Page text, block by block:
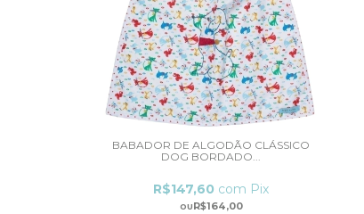
BABADOR DE ALGODÃO CLÁSSICO
DOG BORDADO...
R$164,00
R$147,60 com Pix